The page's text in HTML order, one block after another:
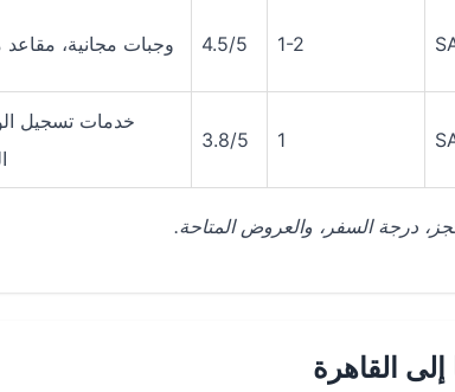
1-2
4.5/5 وجبات مجانية، مقاعد
1
3.8/5
خدمات تسجيل
درجة السفر، والعروض المتاحة.
القاهرة